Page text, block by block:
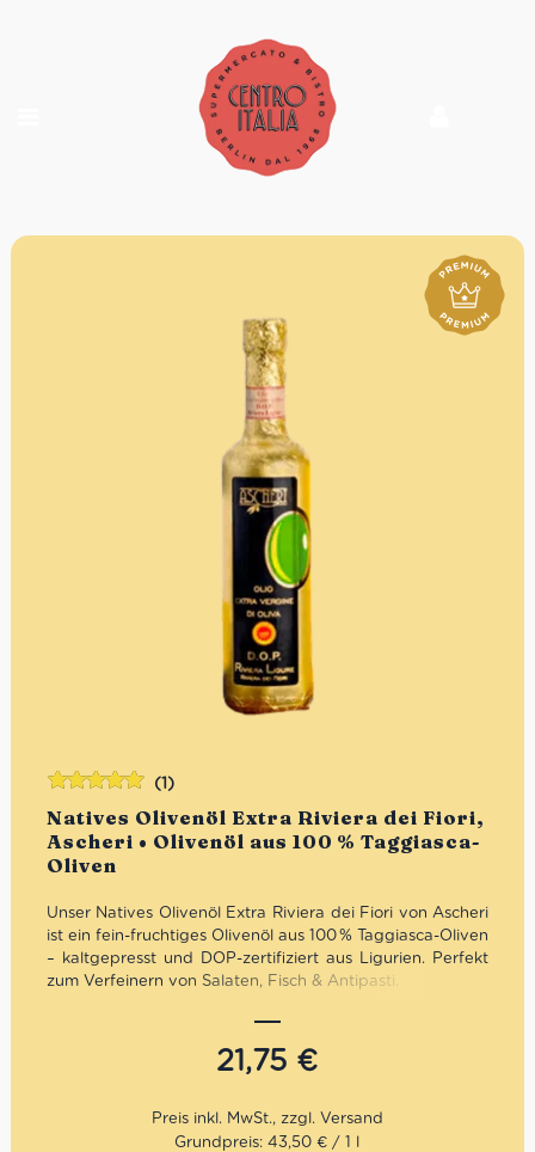
Natives Olivenöl Extra Riviera dei Fiori,
Ascheri • Olivenöl aus 100 % Taggiasca-
Oliven
(1)
Unser Natives Olivenöl Extra Riviera dei Fiori von Ascheri
ist ein fein-fruchtiges Olivenöl aus 100 % Taggiasca-Oliven
– kaltgepresst und DOP-zertifiziert aus Ligurien. Perfekt
zum Verfeinern von Salaten, Fisch & Antipasti.
Mengenrabatt: erhalte beim Kauf von 3 nativen
Olivenölen Extra 12% Rabatt pro Artikel
21,75 €
mit5.00von
5
Grundpreis: 43,50 € / 1 l